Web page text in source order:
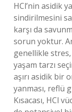
HCl’nin asidik
sindirilmesini
karşı da
sorun yoktur.
genellikle stres,
yaşam tarzı
aşırı asidik bir
yanması, reflü
Kısacası, HCl